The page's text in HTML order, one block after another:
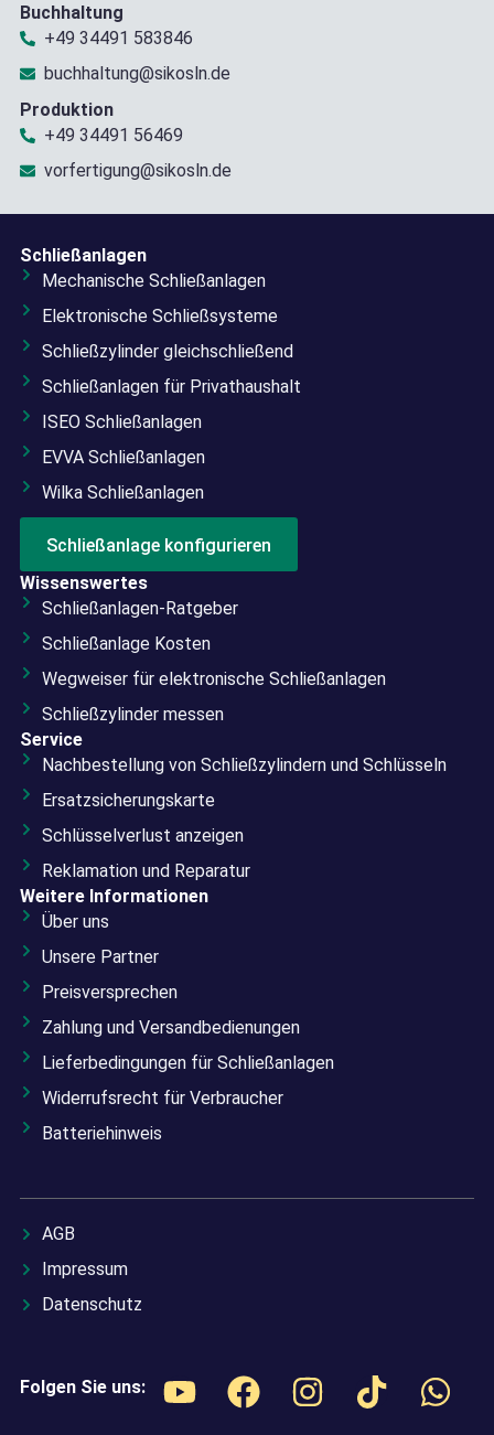
Buchhaltung
+49 34491 583846
buchhaltung@sikosln.de
Produktion
+49 34491 56469
vorfertigung@sikosln.de
Schließanlagen
Mechanische Schließanlagen
Elektronische Schließsysteme
Schließzylinder gleichschließend
Schließanlagen für Privathaushalt
ISEO Schließanlagen
EVVA Schließanlagen
Wilka Schließanlagen
Schließanlage konfigurieren
Wissenswertes
Schließanlagen-Ratgeber
Schließanlage Kosten
Wegweiser für elektronische Schließanlagen
Schließzylinder messen
Service
Nachbestellung von Schließzylindern und Schlüsseln
Ersatzsicherungskarte
Schlüsselverlust anzeigen
Reklamation und Reparatur
Weitere Informationen
Über uns
Unsere Partner
Preisversprechen
Zahlung und Versandbedienungen
Lieferbedingungen für Schließanlagen
Widerrufsrecht für Verbraucher
Batteriehinweis
Folgen Sie uns:
AGB
Impressum
Datenschutz